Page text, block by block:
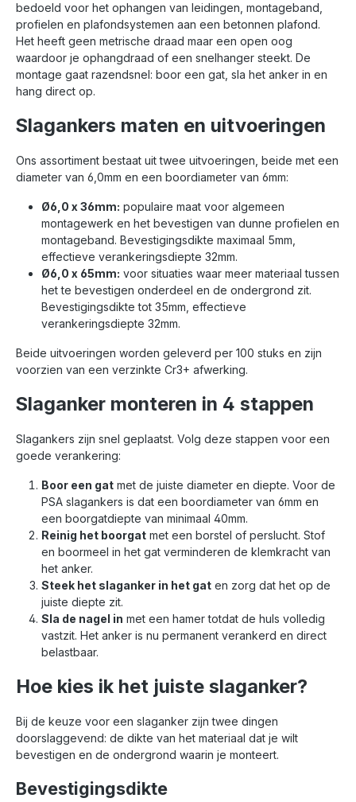
bedoeld voor het ophangen van leidingen, montageband,
profielen en plafondsystemen aan een betonnen plafond.
Het heeft geen metrische draad maar een open oog
waardoor je ophangdraad of een snelhanger steekt. De
montage gaat razendsnel: boor een gat, sla het anker in en
hang direct op.
Slagankers maten en uitvoeringen
Ons assortiment bestaat uit twee uitvoeringen, beide met een
diameter van 6,0mm en een boordiameter van 6mm:
Ø6,0 x 36mm: populaire maat voor algemeen
montagewerk en het bevestigen van dunne profielen en
montageband. Bevestigingsdikte maximaal 5mm,
effectieve verankeringsdiepte 32mm.
Ø6,0 x 65mm: voor situaties waar meer materiaal tussen
het te bevestigen onderdeel en de ondergrond zit.
Bevestigingsdikte tot 35mm, effectieve
verankeringsdiepte 32mm.
Beide uitvoeringen worden geleverd per 100 stuks en zijn
voorzien van een verzinkte Cr3+ afwerking.
Slaganker monteren in 4 stappen
Slagankers zijn snel geplaatst. Volg deze stappen voor een
goede verankering:
Boor een gat met de juiste diameter en diepte. Voor de
PSA slagankers is dat een boordiameter van 6mm en
een boorgatdiepte van minimaal 40mm.
Reinig het boorgat met een borstel of perslucht. Stof
en boormeel in het gat verminderen de klemkracht van
het anker.
Steek het slaganker in het gat en zorg dat het op de
juiste diepte zit.
Sla de nagel in met een hamer totdat de huls volledig
vastzit. Het anker is nu permanent verankerd en direct
belastbaar.
Hoe kies ik het juiste slaganker?
Bij de keuze voor een slaganker zijn twee dingen
doorslaggevend: de dikte van het materiaal dat je wilt
bevestigen en de ondergrond waarin je monteert.
Bevestigingsdikte